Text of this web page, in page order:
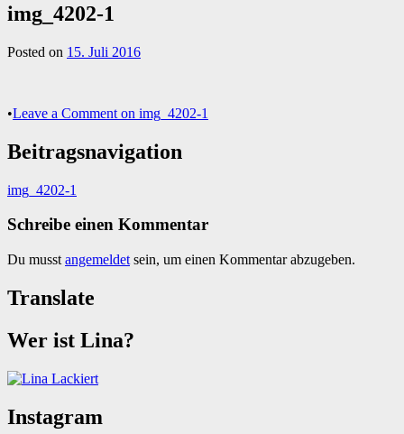
img_4202-1
Posted on 15. Juli 2016
•Leave a Comment on img_4202-1
Beitragsnavigation
img_4202-1
Schreibe einen Kommentar
Du musst angemeldet sein, um einen Kommentar abzugeben.
Translate
Wer ist Lina?
Instagram